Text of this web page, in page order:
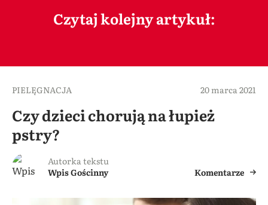
Czytaj kolejny artykuł:
PIELĘGNACJA 20 marca 2021
Czy dzieci chorują na łupież
pstry?
Autorka tekstu
Wpis Gościnny
Komentarze